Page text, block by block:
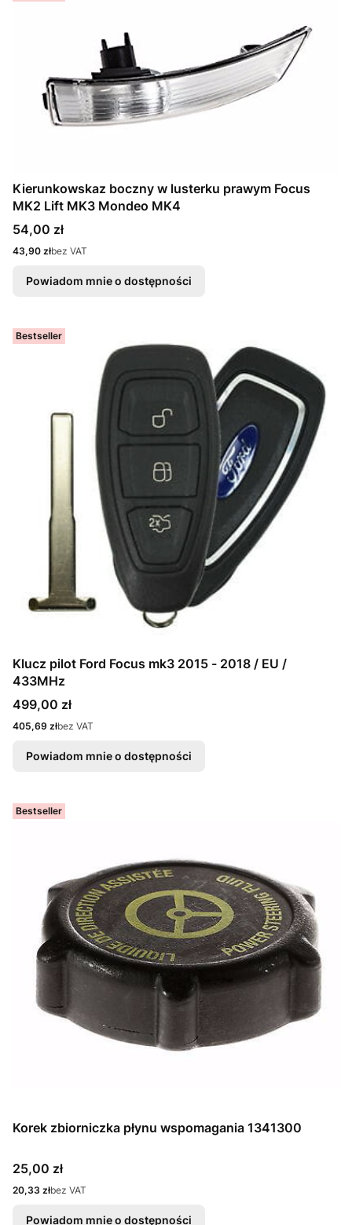
Kierunkowskaz boczny w lusterku prawym Focus
MK2 Lift MK3 Mondeo MK4
Cena
54,00 zł
Cena
43,90 złbez VAT
Powiadom mnie o dostępności
Bestseller
Klucz pilot Ford Focus mk3 2015 - 2018 / EU /
433MHz
Cena
499,00 zł
Cena
405,69 złbez VAT
Powiadom mnie o dostępności
Bestseller
Korek zbiorniczka płynu wspomagania 1341300
Cena
25,00 zł
Cena
20,33 złbez VAT
Powiadom mnie o dostępności